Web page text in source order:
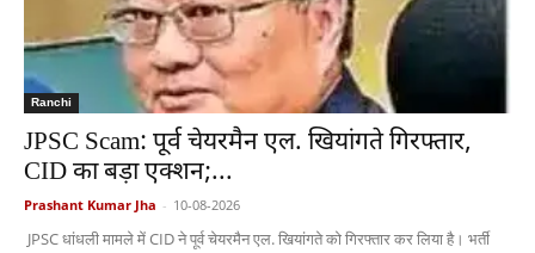
Ranchi
JPSC Scam: पूर्व चेयरमैन एल. खियांगते गिरफ्तार,
CID का बड़ा एक्शन;...
Prashant Kumar Jha - 10-08-2026
JPSC धांधली मामले में CID ने पूर्व चेयरमैन एल. खियांगते को गिरफ्तार कर लिया है। भर्ती